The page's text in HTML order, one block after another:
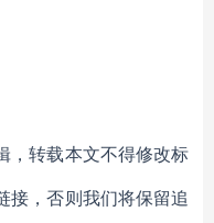
，转载本文不得修改标
接，否则我们将保留追